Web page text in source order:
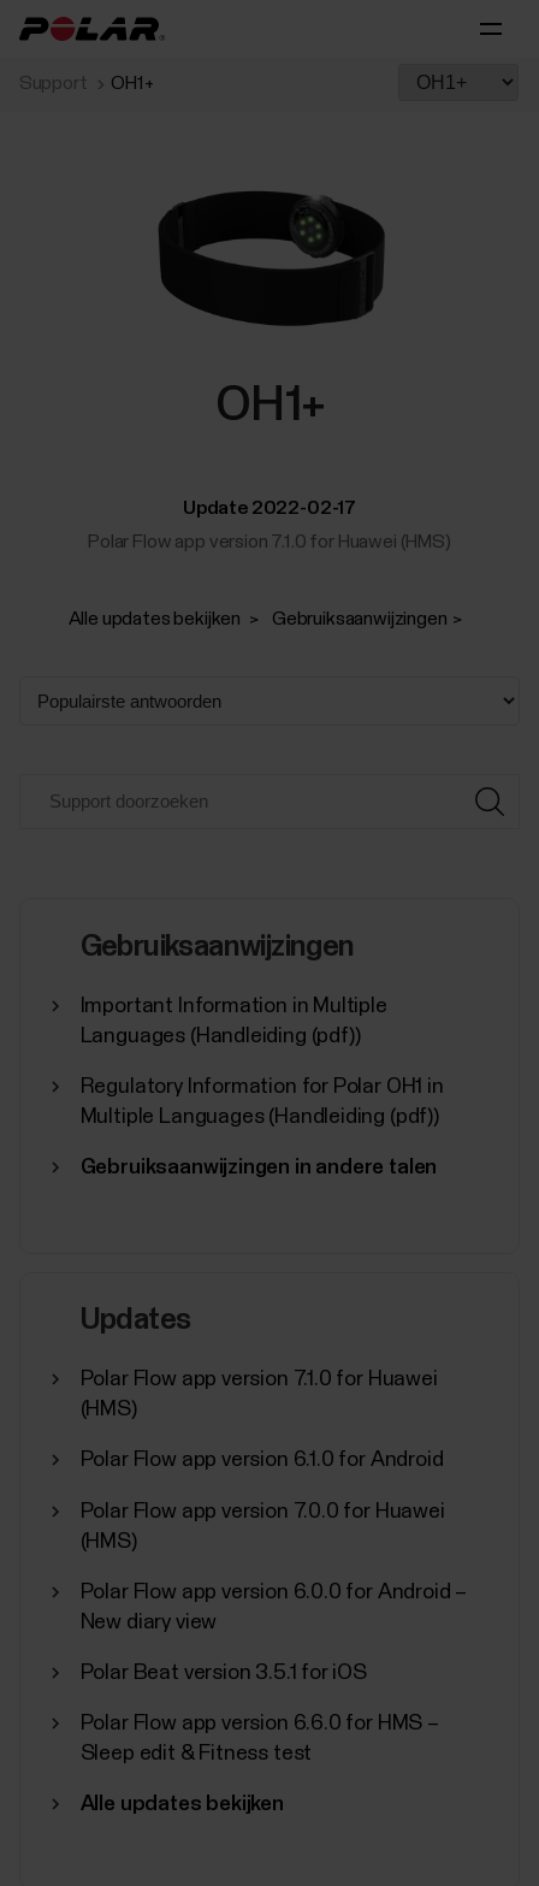
Support OH1+
OH1+
Update 2022-02-17
Polar Flow app version 7.1.0 for Huawei (HMS)
Alle updates bekijken Gebruiksaanwijzingen
Gebruiksaanwijzingen
Important Information in Multiple
Languages (Handleiding (pdf))
Regulatory Information for Polar OH1 in
Multiple Languages (Handleiding (pdf))
Gebruiksaanwijzingen in andere talen
Updates
Polar Flow app version 7.1.0 for Huawei
(HMS)
Polar Flow app version 6.1.0 for Android
Polar Flow app version 7.0.0 for Huawei
(HMS)
Polar Flow app version 6.0.0 for Android –
New diary view
Polar Beat version 3.5.1 for iOS
Polar Flow app version 6.6.0 for HMS –
Sleep edit & Fitness test
Alle updates bekijken